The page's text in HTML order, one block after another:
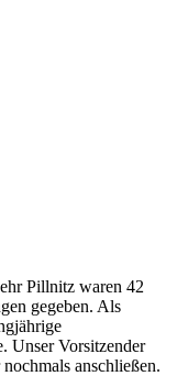
Pillnitz waren 42
gegeben. Als
Unser Vorsitzender
anschließen.